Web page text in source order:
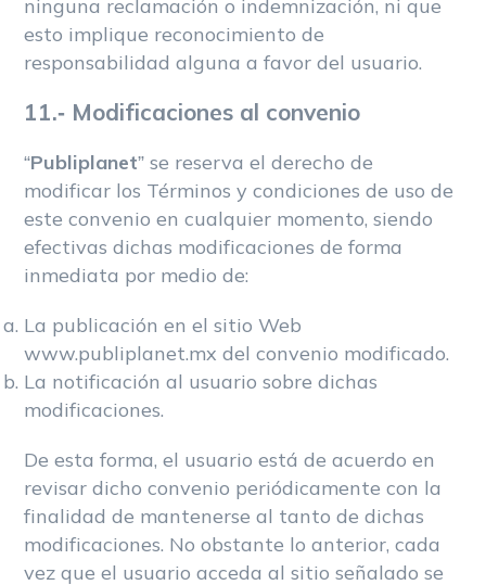
ninguna reclamación o indemnización, ni que
esto implique reconocimiento de
responsabilidad alguna a favor del usuario.
11.- Modificaciones al convenio
“Publiplanet” se reserva el derecho de
modificar los Términos y condiciones de uso de
este convenio en cualquier momento, siendo
efectivas dichas modificaciones de forma
inmediata por medio de:
La publicación en el sitio Web
www.publiplanet.mx del convenio modificado.
La notificación al usuario sobre dichas
modificaciones.
De esta forma, el usuario está de acuerdo en
revisar dicho convenio periódicamente con la
finalidad de mantenerse al tanto de dichas
modificaciones. No obstante lo anterior, cada
vez que el usuario acceda al sitio señalado se